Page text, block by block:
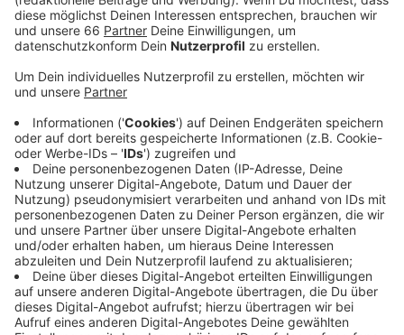
laut NABU, eine maßstabsgerechte Skizze des
Gartens anzufertigen, wo etwa auch alle Gebäude
stehen und wo was angelegt werden soll. Dann sollte
man auch direkt festhalten, was noch alles
angeschafft werden muss. Denkt bei dem Plan auch
an Wege, Orte für euer Gartenwerkzeug und den
Gartenabfall.
Bei der Ausfall der Pflanzen solltet ihr beachten: Wo
werden die Pflanzen stehen. Fällt etwa der Schatten
von Gebäuden oder Bäumen auf sie und wie ist
generell das Klima und der Boden.
Anzeige